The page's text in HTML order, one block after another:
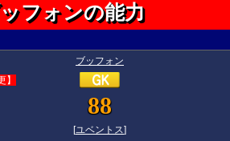
フォンの能力
ブッフォン
】
88
[ユベントス]